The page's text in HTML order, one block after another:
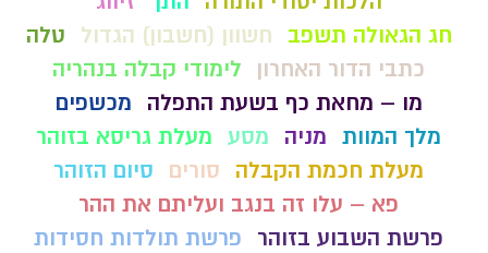
חג הגאולה תשפב
חשוון (חשבון) הגדול
טלה
כתבי הדור האחרון
לימודי קבלה בנהריה
מו – מחאת כף בשעת התפלה
מכשפים
מלך המוות מניה מסע מעלת גריסא בזוהר
מעלת חכמת הקבלה
סורים
סיום הזוהר
פא – עלו זה בנגב ועליתם את ההר
פרשת השבוע בזוהר
פרשת תולדות חסידות